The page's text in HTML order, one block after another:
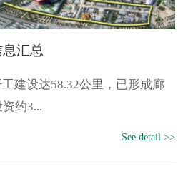
汇总
建设达58.32公里，已形成廊
约3...
See detail >>